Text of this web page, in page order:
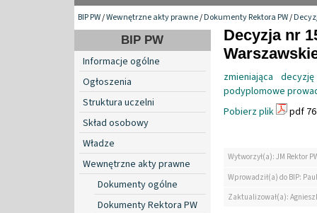
BIP PW/Wewnętrzne akty prawne/Dokumenty Rektora PW/
BIP PW
Informacje ogólne
Ogłoszenia
Struktura uczelni
Skład osobowy
Władze
Wewnętrzne akty prawne
Dokumenty ogólne
Dokumenty Rektora PW
Decyzja nr
zmieniająca
podyplomowe
Pobierz plik
pdf
Wytworzył(a): JM Rektor
Wprowadził(a) do BIP:
Zaktualizował(a):